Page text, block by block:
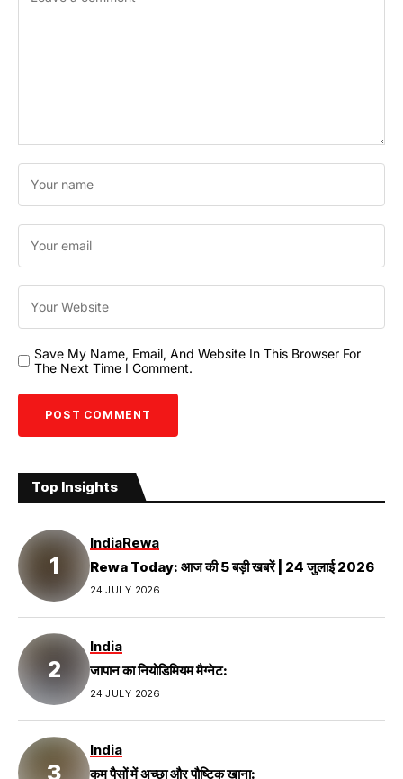
Save My Name, Email, And Website In This Browser For
The Next Time I Comment.
Top Insights
IndiaRewa
Rewa Today: आज की 5 बड़ी खबरें | 24 जुलाई 2026
24 JULY 2026
India
जापान का नियोडिमियम मैग्नेट:
24 JULY 2026
India
कम पैसों में अच्छा और पौष्टिक खाना: